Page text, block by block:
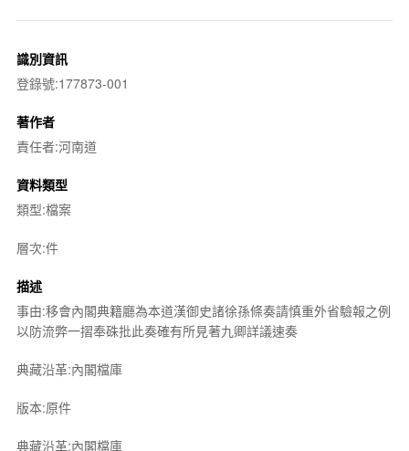
識別資訊
登錄號:177873-001
著作者
責任者:河南道
資料類型
類型:檔案
層次:件
描述
事由:移會內閣典籍廳為本道漢御史諸徐孫條奏請慎重外省驗報之例
以防流弊一摺奉硃批此奏確有所見著九卿詳議速奏
典藏沿革:內閣檔庫
版本:原件
典藏沿革:內閣檔庫